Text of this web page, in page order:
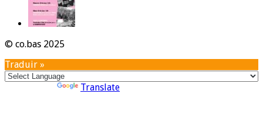
© co.bas 2025
Traduir »
Translate